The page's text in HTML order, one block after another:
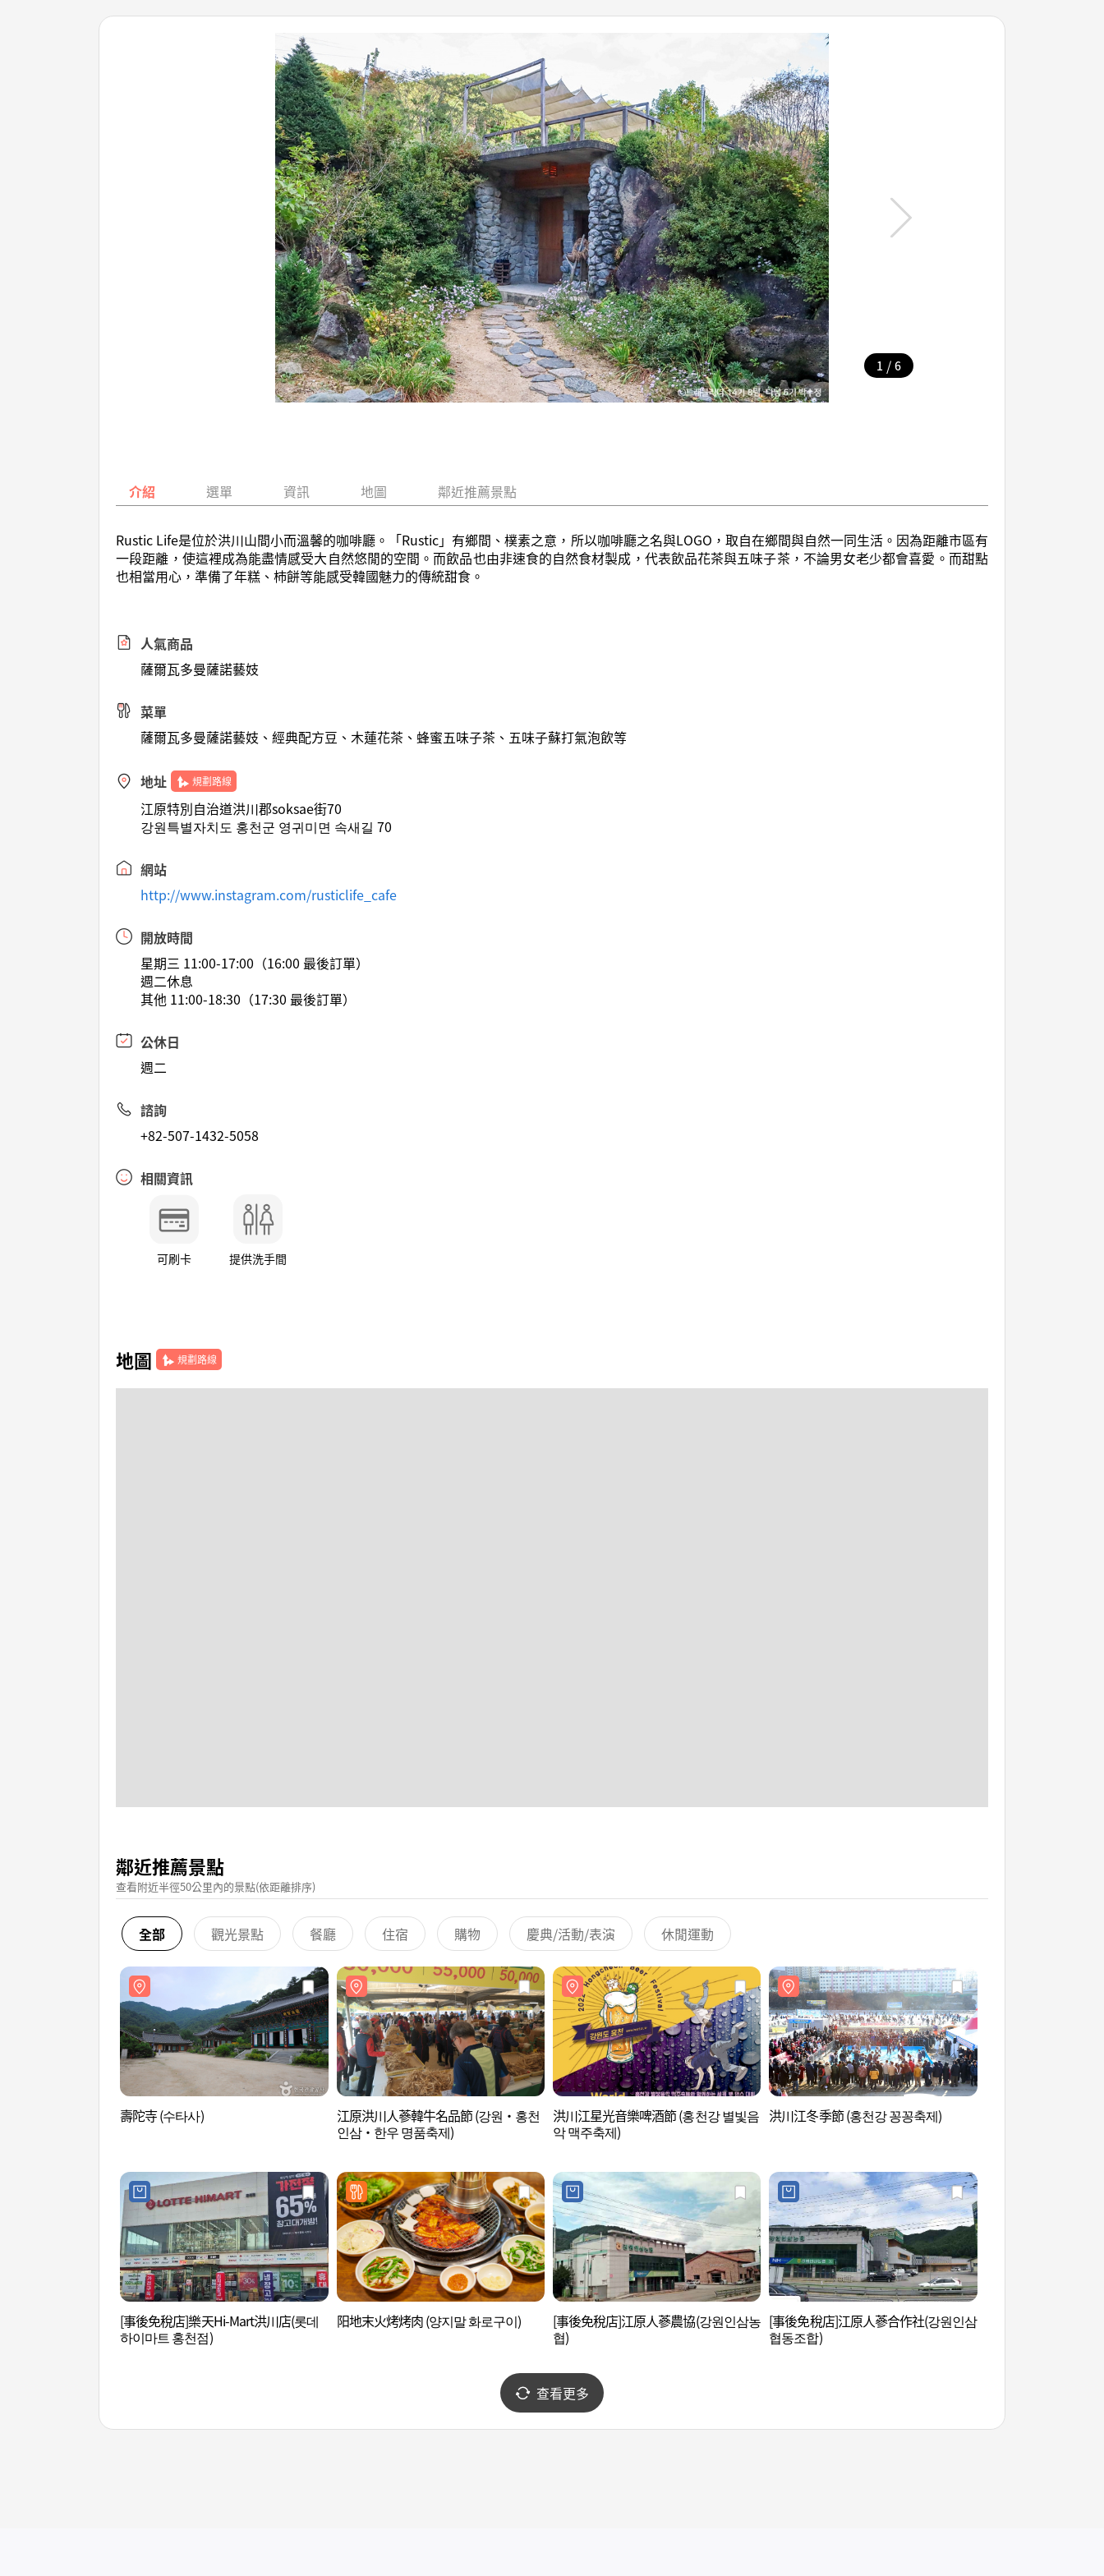
1 / 6
介紹 選單 資訊 地圖 鄰近推薦景點
Rustic Life是位於洪川山間小而溫馨的咖啡廳。「Rustic」有鄉間、樸素之意，所以咖啡廳之名與LOGO，取自在鄉間與自然一同生活。因為距離市區有
一段距離，使這裡成為能盡情感受大自然悠閒的空間。而飲品也由非速食的自然食材製成，代表飲品花茶與五味子茶，不論男女老少都會喜愛。而甜點
也相當用心，準備了年糕、杮餅等能感受韓國魅力的傳統甜食。
人氣商品
薩爾瓦多曼薩諾藝妓
菜單
薩爾瓦多曼薩諾藝妓、經典配方豆、木蓮花茶、蜂蜜五味子茶、五味子蘇打氣泡飲等
地址 規劃路線
江原特別自治道洪川郡soksae街70
강원특별자치도 홍천군 영귀미면 속새길 70
網站
http://www.instagram.com/rusticlife_cafe
開放時間
星期三 11:00-17:00（16:00 最後訂單）
週二休息
其他 11:00-18:30（17:30 最後訂單）
公休日
週二
諮詢
+82-507-1432-5058
相關資訊
可刷卡 提供洗手間
地圖 規劃路線
鄰近推薦景點
查看附近半徑50公里內的景點(依距離排序)
全部 觀光景點 餐廳 住宿 購物 慶典/活動/表演 休閒運動
壽陀寺 (수타사)
江原洪川人蔘韓牛名品節 (강원·홍천
인삼·한우 명품축제)
洪川江星光音樂啤酒節 (홍천강 별빛음
악 맥주축제)
洪川江冬季節 (홍천강 꽁꽁축제)
[事後免稅店]樂天Hi-Mart洪川店(롯데
하이마트 홍천점)
阳地末火烤烤肉 (양지말 화로구이)
[事後免稅店]江原人蔘農協(강원인삼농
협)
[事後免稅店]江原人蔘合作社(강원인삼
협동조합)
查看更多